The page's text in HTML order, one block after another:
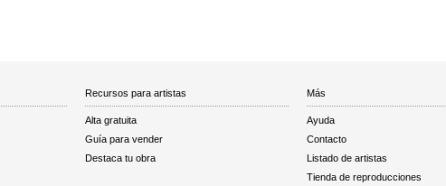
Recursos para artistas
Alta gratuita
Guía para vender
Destaca tu obra
Más
Ayuda
Contacto
Listado de artistas
Tienda de reproducciones